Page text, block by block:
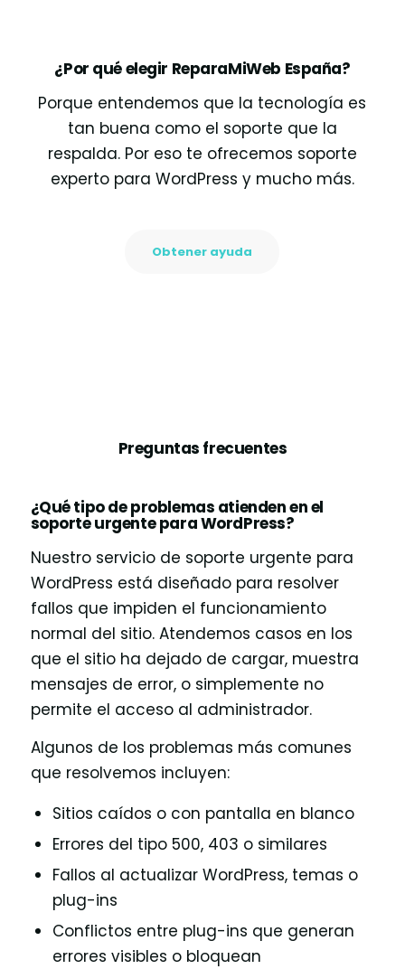
¿Por qué elegir ReparaMiWeb España?
Porque entendemos que la tecnología es
tan buena como el soporte que la
respalda. Por eso te ofrecemos soporte
experto para WordPress y mucho más.
Obtener ayuda
Preguntas frecuentes
¿Qué tipo de problemas atienden en el
soporte urgente para WordPress?
Nuestro servicio de soporte urgente para
WordPress está diseñado para resolver
fallos que impiden el funcionamiento
normal del sitio. Atendemos casos en los
que el sitio ha dejado de cargar, muestra
mensajes de error, o simplemente no
permite el acceso al administrador.
Algunos de los problemas más comunes
que resolvemos incluyen:
Sitios caídos o con pantalla en blanco
Errores del tipo 500, 403 o similares
Fallos al actualizar WordPress, temas o
plug-ins
Conflictos entre plug-ins que generan
errores visibles o bloquean